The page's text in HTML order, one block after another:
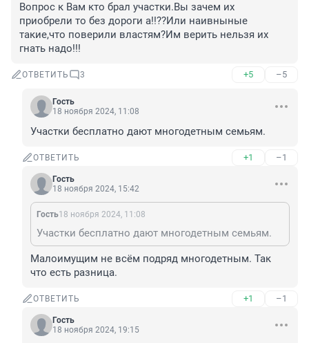
Вопрос к Вам кто брал участки.Вы зачем их
приобрели то без дороги а!!??Или наивныные
такие,что поверили властям?Им верить нельзя их
гнать надо!!!
ОТВЕТИТЬ 3 +5 –5
Гость
18 ноября 2024, 11:08
Участки бесплатно дают многодетным семьям.
ОТВЕТИТЬ +1 –1
Гость
18 ноября 2024, 15:42
Гость18 ноября 2024, 11:08
Участки бесплатно дают многодетным семьям.
Малоимущим не всём подряд многодетным. Так
что есть разница.
ОТВЕТИТЬ +1 –1
Гость
18 ноября 2024, 19:15